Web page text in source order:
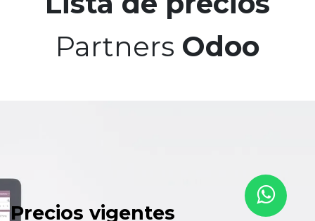
Partners Odoo
Precios vigentes